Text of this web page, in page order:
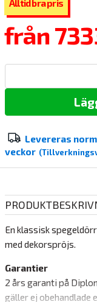
från
Levereras
veckor
En klassisk
med dekorspröjs.
Garantier
2 års garanti på
gäller ej obehandlade